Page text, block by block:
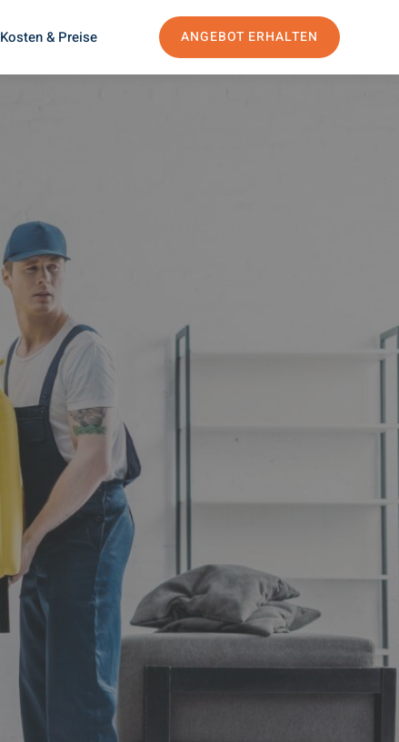
Kosten & Preise ANGEBOT ERHALTEN